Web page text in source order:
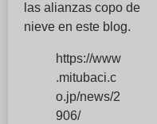
las alianzas copo de
nieve en este blog.
https://www
.mitubaci.c
o.jp/news/2
906/